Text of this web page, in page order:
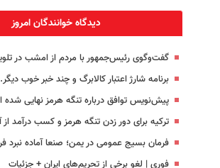
دیدگاه خوانندگان امروز
گفت‌وگوی رئیس‌جمهور با مردم از امشب در
برنامه شارژ اعتبار کالابرگ و چند خبر خوب
پیش‌نویس توافق درباره تنگه هرمز نهایی
ترکیه برای دور زدن تنگه هرمز و کسب درآمد
فرمان بسیج عمومی در یمن؛ صنعا آماده نبرد
فوری | لغو برخی از تحریم‌های ایران + جزئیات